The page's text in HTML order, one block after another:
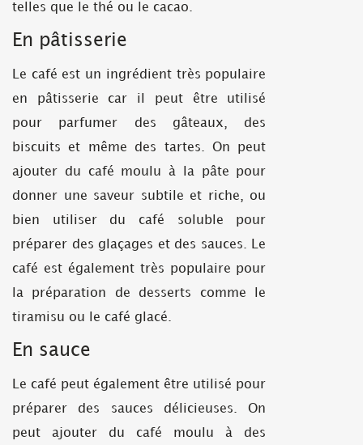
telles que le thé ou le cacao.
En pâtisserie
Le café est un ingrédient très populaire
en pâtisserie car il peut être utilisé
pour parfumer des gâteaux, des
biscuits et même des tartes. On peut
ajouter du café moulu à la pâte pour
donner une saveur subtile et riche, ou
bien utiliser du café soluble pour
préparer des glaçages et des sauces. Le
café est également très populaire pour
la préparation de desserts comme le
tiramisu ou le café glacé.
En sauce
Le café peut également être utilisé pour
préparer des sauces délicieuses. On
peut ajouter du café moulu à des